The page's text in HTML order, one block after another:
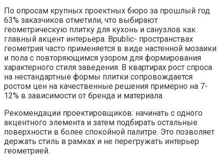
По опросам крупных проектных бюро за прошлый год
63% заказчиков отметили, что выбирают
геометрическую плитку для кухонь и санузлов как
главный акцент интерьера. Вpublic- пространствах
геометрия часто применяется в виде настенной мозаики
и пола с повторяющимся узором для формирования
характерного стиля заведения. В квартирах рост спроса
на нестандартные формы плитки сопровождается
ростом цен на качественные решения примерно на 7-
12% в зависимости от бренда и материала.
Рекомендации проектировщиков: начинать с одного
акцентного элемента и затем подбирать остальные
поверхности в более спокойной палитре. Это позволяет
держать стиль в рамках и не перегружать интерьер
геометрией.